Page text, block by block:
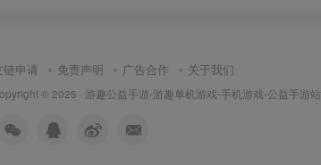
链申请 免责声明 广告合作 关于我们
© 2025 · 游趣公益手游-游趣单机游戏-手机游戏-公益手游站